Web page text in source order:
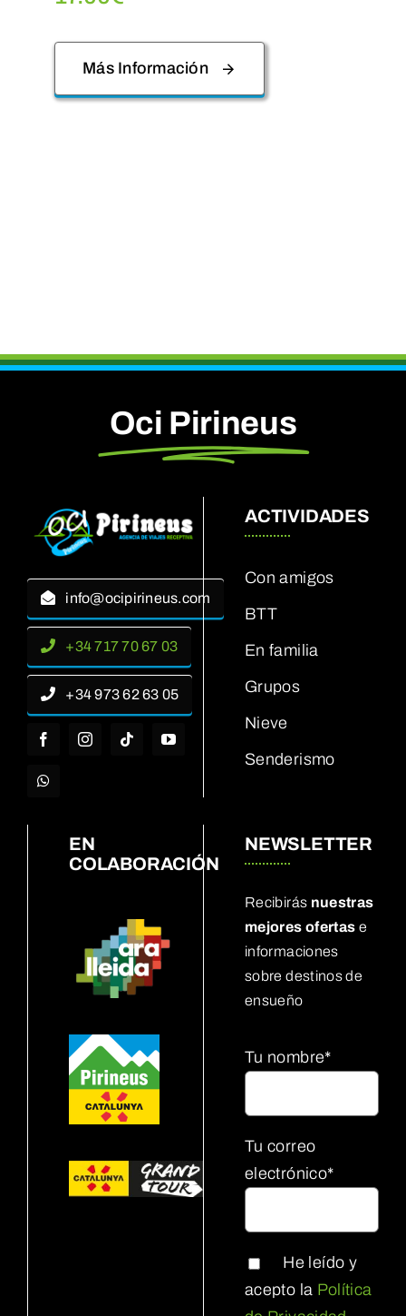
Más Información
Oci Pirineus
info@ocipirineus.com
+34 717 70 67 03
+34 973 62 63 05
ACTIVIDADES
Con amigos
BTT
En familia
Grupos
Nieve
Senderismo
EN
COLABORACIÓN
NEWSLETTER
Recibirás nuestras
mejores ofertas e
informaciones
sobre destinos de
ensueño
Tu nombre*
Tu correo
electrónico*
He leído y
acepto la Política